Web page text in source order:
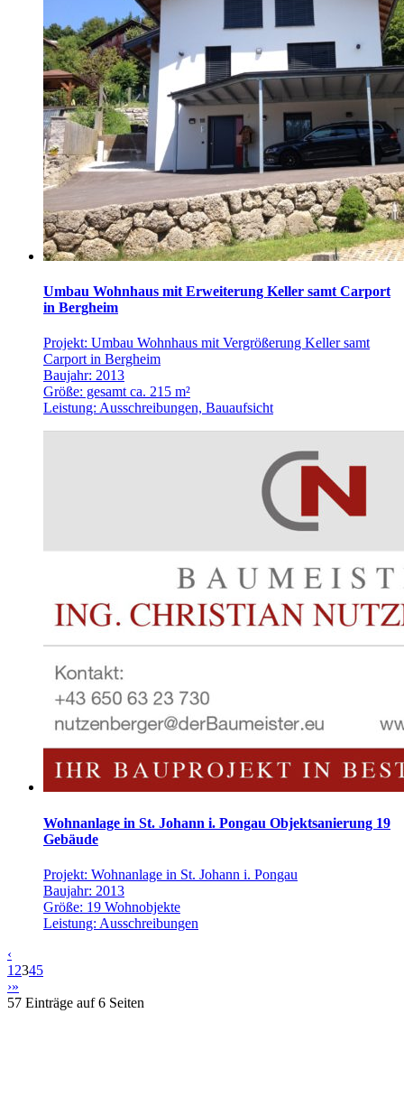
Umbau Wohnhaus mit Erweiterung Keller samt Carport
in Bergheim
Projekt: Umbau Wohnhaus mit Vergrößerung Keller samt
Carport in Bergheim
Baujahr: 2013
Größe: gesamt ca. 215 m²
Leistung: Ausschreibungen, Bauaufsicht
Wohnanlage in St. Johann i. Pongau Objektsanierung 19
Gebäude
Projekt: Wohnanlage in St. Johann i. Pongau
Baujahr: 2013
Größe: 19 Wohnobjekte
Leistung: Ausschreibungen
‹
1 2345
›»
57 Einträge auf 6 Seiten